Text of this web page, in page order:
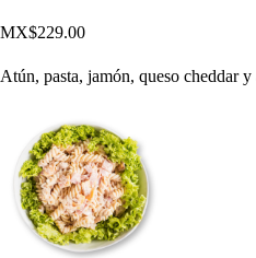
MX$229.00
Atún, pasta, jamón, queso cheddar y